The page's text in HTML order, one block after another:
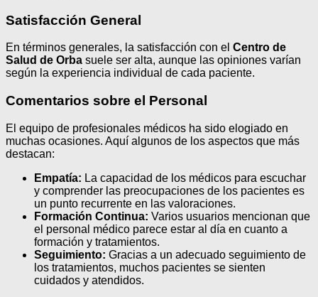
Satisfacción General
En términos generales, la satisfacción con el Centro de
Salud de Orba suele ser alta, aunque las opiniones varían
según la experiencia individual de cada paciente.
Comentarios sobre el Personal
El equipo de profesionales médicos ha sido elogiado en
muchas ocasiones. Aquí algunos de los aspectos que más
destacan:
Empatía: La capacidad de los médicos para escuchar
y comprender las preocupaciones de los pacientes es
un punto recurrente en las valoraciones.
Formación Continua: Varios usuarios mencionan que
el personal médico parece estar al día en cuanto a
formación y tratamientos.
Seguimiento: Gracias a un adecuado seguimiento de
los tratamientos, muchos pacientes se sienten
cuidados y atendidos.